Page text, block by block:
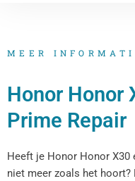
MEER
Honor Honor
Prime Repair
Heeft je Honor Honor X30
niet meer zoals het hoort?